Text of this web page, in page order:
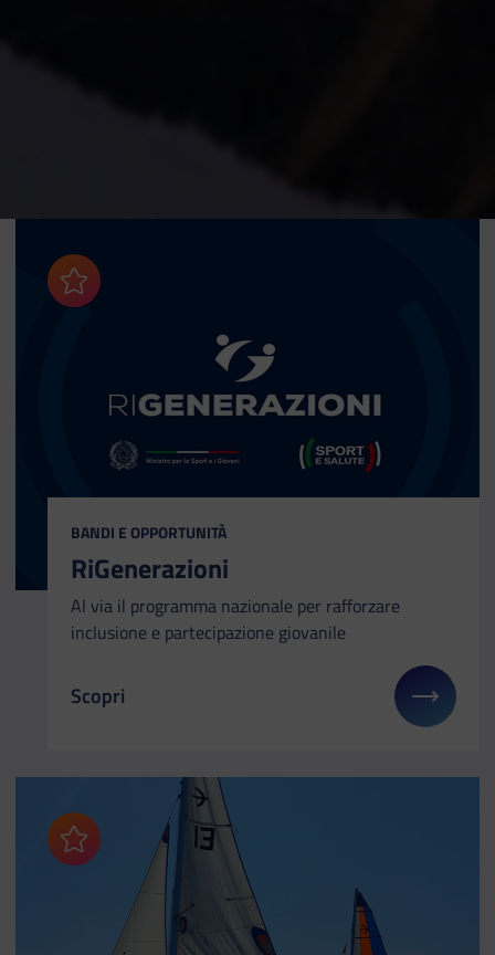
Aggiungi ai preferiti
CATEGORIA:
BANDI E OPPORTUNITÀ
RiGenerazioni
Al via il programma nazionale per rafforzare
inclusione e partecipazione giovanile
Il link ti porterà ad avere maggiori dettagli su:
Scopri
Aggiungi ai preferiti